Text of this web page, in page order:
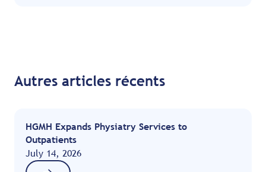
Autres articles récents
HGMH Expands Physiatry Services to
Outpatients
July 14, 2026